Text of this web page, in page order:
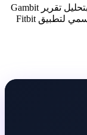
يحلل موجز تيكن نايت ليوم 27 مايو 2026 ستة تحولات استراتيجية وأمنية في الصناعة الرقمية. نقوم بتشريح أزمة پنهان‌کاري أبل حول تفاصيل وثائق CVE الأمنية بعد إغلاق 170 ثغرة، متبوعاً بتحليل تقرير Gambit
Security الذي يتتبع الهاكرز الحكوميين الإيرانيين (التابعين لوزارة الاستخبارات) وراء الهجوم السيبراني المدمر على شبكة مترو لوس أنجلوس (LACMTA). وعلاوة على ذلك، نغطي الإنهاء الرسمي لتطبيق Fitbit